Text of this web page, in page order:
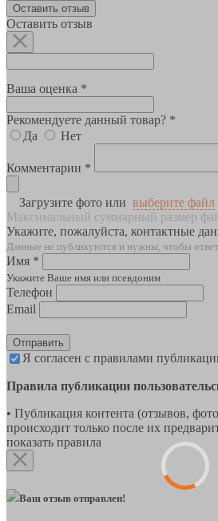
Оставить отзыв
Оставить отзыв
Ваша оценка *
Рекомендуете данный товар? *
Да
Нет
Комментарии *
Загрузите фото или выберите файл
Максимальный суммарный размер
Укажите, пожалуйста, контактные
Данные не публикуются и нужны, чтобы
Имя *
Укажите Ваше имя или псевдоним
Телефон
Email
Отправить
Я согласен с правилами
Правила публикации
• Публикация контента (отзывов,
происходит только после их
показать правила
Ваш отзыв отправлен!